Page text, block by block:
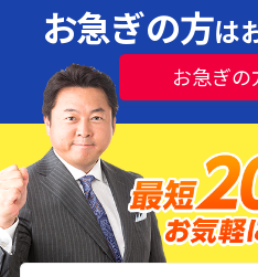
お急ぎの方は
お急ぎ
水漏れ・つまり・修